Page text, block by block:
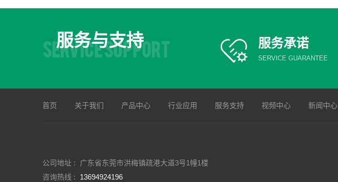
SERVICE SUPPORT
服务与支持 服务承诺
SERVICE GUARANTEE
首页 关于我们 产品中心 行业应用 服务支持 视频中心 新闻中心
公司地址 :
广东省东莞市洪梅镇疏港大道3号1幢1楼
咨询热线 :
13694924196